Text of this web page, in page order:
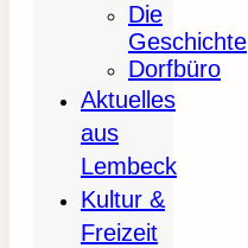
Die
Geschichte
Dorfbüro
Aktuelles
aus
Lembeck
Kultur &
Freizeit